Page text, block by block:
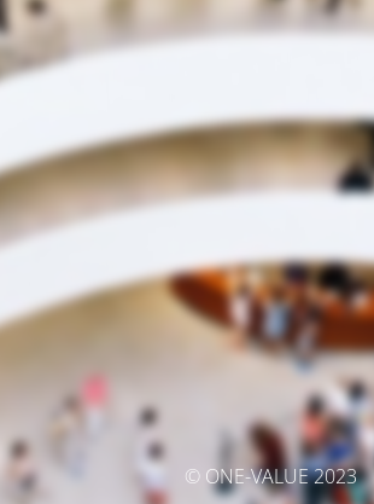
© ONE-VALUE 2023